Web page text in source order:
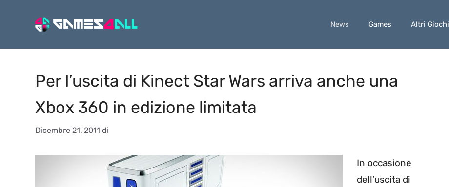
News Games Altri Giochi
Per l’uscita di Kinect Star Wars arriva anche una
Xbox 360 in edizione limitata
Dicembre 21, 2011 di
In occasione
dell’uscita di